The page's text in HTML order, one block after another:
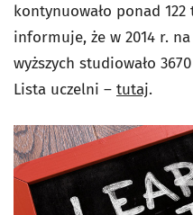
kontynuowało ponad
informuje, że w 2014 r.
wyższych studiowało
Lista uczelni – tutaj.